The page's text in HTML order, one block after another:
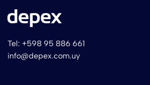
Tel: +598 95 886 661
info@depex.com.uy